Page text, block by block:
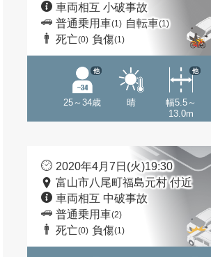
車両相互 小破事故
普通乗用車(1) 自転車(1)
死亡(0) 負傷(1)
25～34歳
他
晴
幅5.5～
13.0m
他
2020年4月7日(火)19:30
富山市八尾町福島元村 付近
車両相互 中破事故
普通乗用車(2)
死亡(0) 負傷(1)